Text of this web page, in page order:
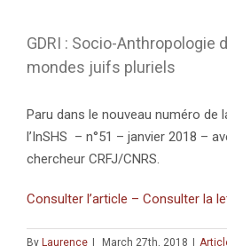
Larger
GDRI : Socio-Anthropologie
mondes juifs pluriels
Paru dans le nouveau numéro de
l’InSHS – n°51 – janvier 2018 –
chercheur CRFJ/CNRS.
Consulter l’article – Consulter la
By Laurence March 27th, 2018